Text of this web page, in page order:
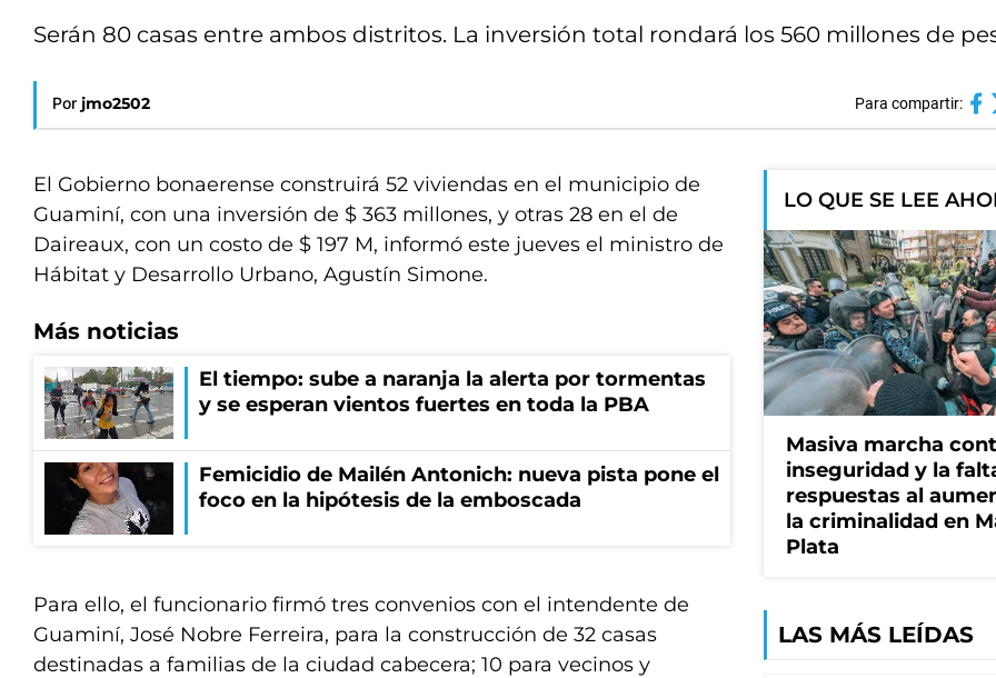
Serán 80 casas entre ambos distritos. La inversión total rondará los 560 millones de
Por jmo2502 Para compartir:
El Gobierno bonaerense construirá 52 viviendas en el municipio de
Guaminí, con una inversión de $ 363 millones, y otras 28 en el de
Daireaux, con un costo de $ 197 M, informó este jueves el ministro de
Hábitat y Desarrollo Urbano, Agustín Simone.
Más noticias
El tiempo: sube a naranja la alerta por tormentas
y se esperan vientos fuertes en toda la PBA
Femicidio de Mailén Antonich: nueva pista pone el
foco en la hipótesis de la emboscada
Para ello, el funcionario firmó tres convenios con el intendente de
Guaminí, José Nobre Ferreira, para la construcción de 32 casas
destinadas a familias de la ciudad cabecera; 10 para vecinos y
LO QUE SE LEE
Masiva marcha
inseguridad y la
respuestas al
la criminalidad en
Plata
LAS MÁS LEÍDAS